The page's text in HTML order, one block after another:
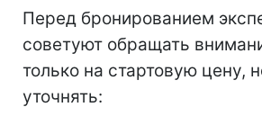
Перед бронированием
советуют обращать
только на стартовую цену,
уточнять: